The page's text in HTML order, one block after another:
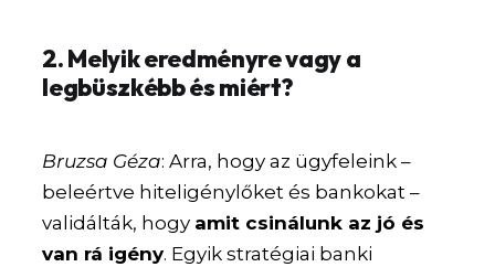
2. Melyik eredményre vagy a
legbüszkébb és miért?
Bruzsa Géza: Arra, hogy az ügyfeleink –
beleértve hiteligénylőket és bankokat –
validálták, hogy amit csinálunk az jó és
van rá igény. Egyik stratégiai banki